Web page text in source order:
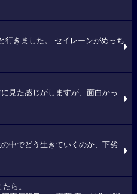
行きました。 セイレーンがめっち
見た感じがしますが、面白かっ
中でどう生きていくのか、下劣
ら。